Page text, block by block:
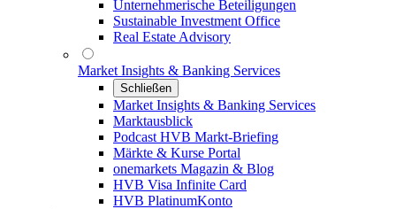
Unternehmerische Beteiligungen
Sustainable Investment Office
Real Estate Advisory
Market Insights & Banking Services
Schließen
Market Insights & Banking Services
Marktausblick
Podcast HVB Markt-Briefing
Märkte & Kurse Portal
onemarkets Magazin & Blog
HVB Visa Infinite Card
HVB PlatinumKonto